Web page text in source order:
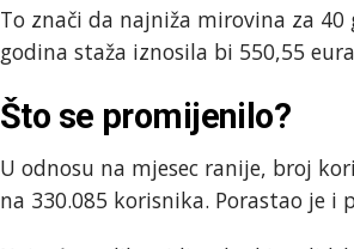
To znači da najniža mirovina za 40
godina staža iznosila bi 550,55
Što se promijenilo?
U odnosu na mjesec ranije, broj
na 330.085 korisnika. Porastao je i